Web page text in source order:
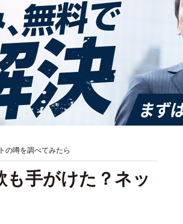
の噂を調べてみたら
も手がけた？ネッ